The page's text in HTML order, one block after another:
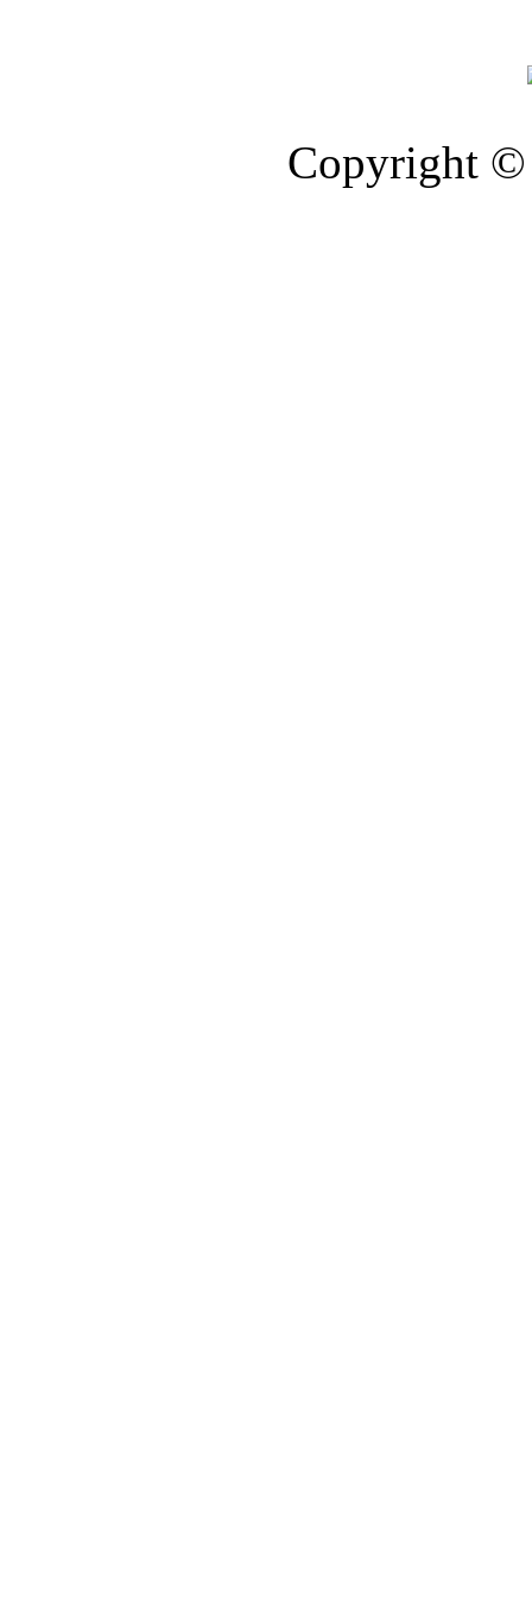
Copyright ©